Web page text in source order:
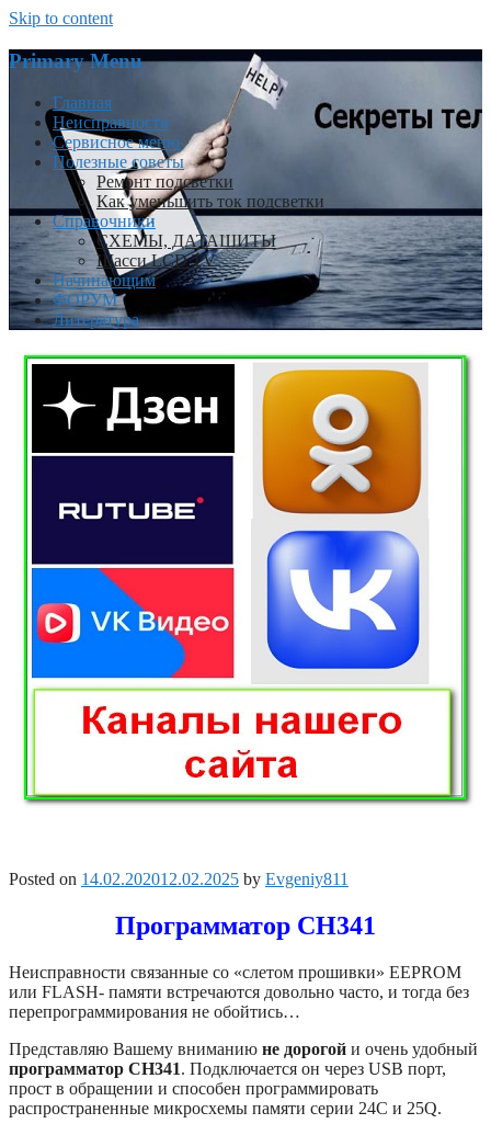
Skip to content
Primary Menu
Главная
Неисправности
Сервисное меню
Полезные советы
Ремонт подсветки
Как уменьшить ток подсветки
Справочники
СХЕМЫ, ДАТАШИТЫ
Шасси LCD TV
Начинающим
ФОРУМ
Литература
Posted on 14.02.202012.02.2025 by Evgeniy811
Программатор CH341
Неисправности связанные со «слетом прошивки» EEPROM
или FLASH- памяти встречаются довольно часто, и тогда без
перепрограммирования не обойтись…
Представляю Вашему вниманию не дорогой и очень удобный
программатор CH341. Подключается он через USB порт,
прост в обращении и способен программировать
распространенные микросхемы памяти серии 24C и 25Q.